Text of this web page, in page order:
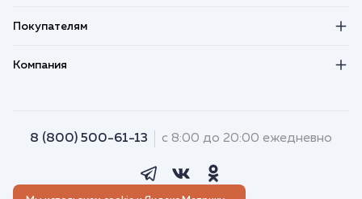
Покупателям
Компания
8 (800) 500-61-13 с 8:00 до 20:00 ежедневно